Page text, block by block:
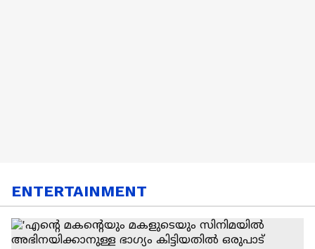
ENTERTAINMENT